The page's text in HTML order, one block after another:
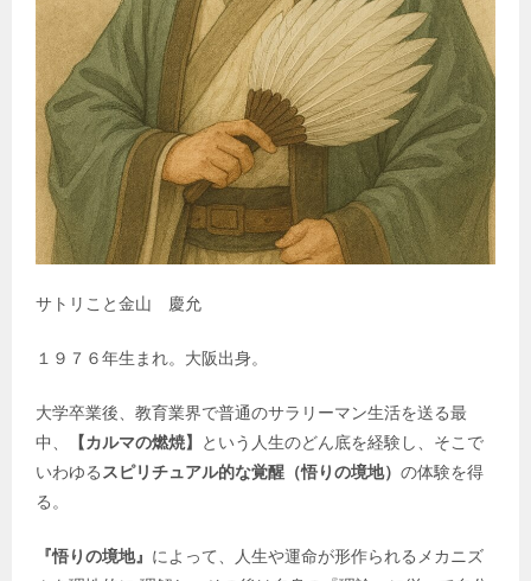
サトリこと金山 慶允
１９７６年生まれ。大阪出身。
大学卒業後、教育業界で普通のサラリーマン生活を送る最
中、
【カルマの燃焼】
という人生のどん底を経験し、そこで
いわゆるスピリチュアル的な覚醒（悟りの境地） の体験を得
る。
『悟りの境地』 によって、人生や運命が形作られるメカニズ